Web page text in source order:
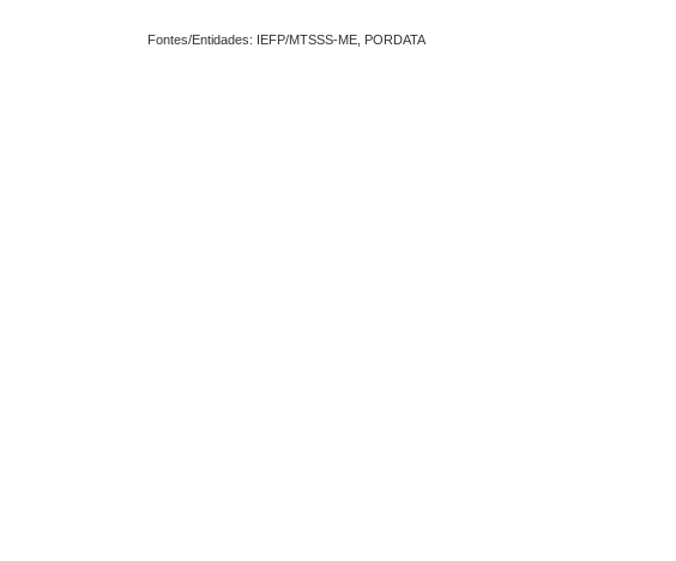
Fontes/Entidades: IEFP/MTSSS-ME, PORDATA